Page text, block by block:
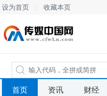
设为首页 收藏本页
首页 资讯 财经